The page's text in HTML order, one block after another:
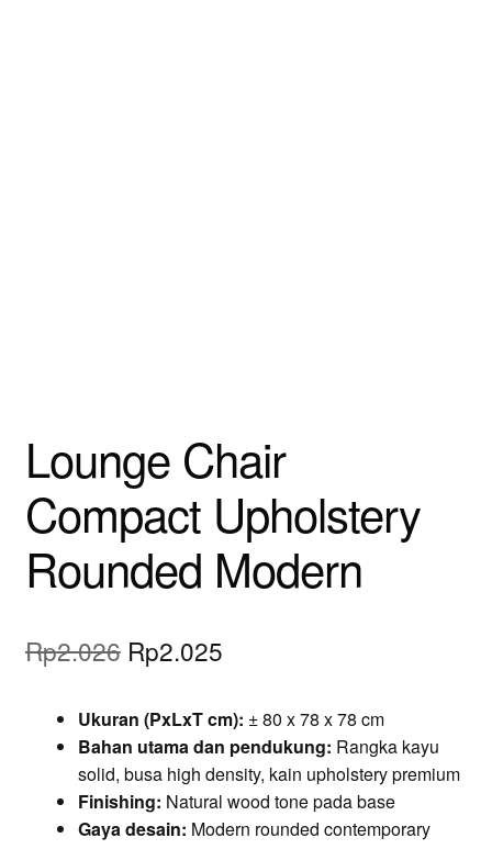
Lounge Chair
Compact Upholstery
Rounded Modern
Rp2.026 Original
was:
Rp2.026.
Rp2.025Current
is:
Rp2.025.
Ukuran (PxLxT cm): ± 80 x 78 x 78 cm
Bahan utama dan pendukung: Rangka kayu
solid, busa high density, kain upholstery premium
Finishing: Natural wood tone pada base
Gaya desain: Modern rounded contemporary